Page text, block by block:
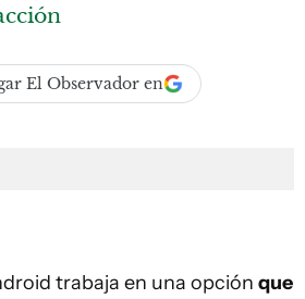
El Observador en
trabaja en una opción que